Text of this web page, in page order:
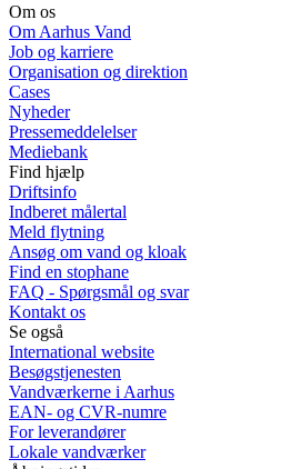
Om os
Om Aarhus Vand
Job og karriere
Organisation og direktion
Cases
Nyheder
Pressemeddelelser
Mediebank
Find hjælp
Driftsinfo
Indberet målertal
Meld flytning
Ansøg om vand og kloak
Find en stophane
FAQ - Spørgsmål og svar
Kontakt os
Se også
International website
Besøgstjenesten
Vandværkerne i Aarhus
EAN- og CVR-numre
For leverandører
Lokale vandværker